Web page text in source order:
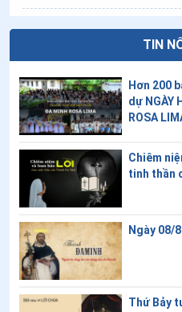
Giêsu biến đổi gia đình bạn
8.Cha mẹ đỡ đầu, những
thể thiếu trên hành trình
9.Mười cách mừng kính
10.Làm thế nào chúng ta
Mục Tử Nhân Lành?
ngày
12.5 mẫu gương thánh
TIN
Hơn 200
dự NGÀY
ROSA
Chiêm
tinh thần
Ngày 08/
Thứ Bảy